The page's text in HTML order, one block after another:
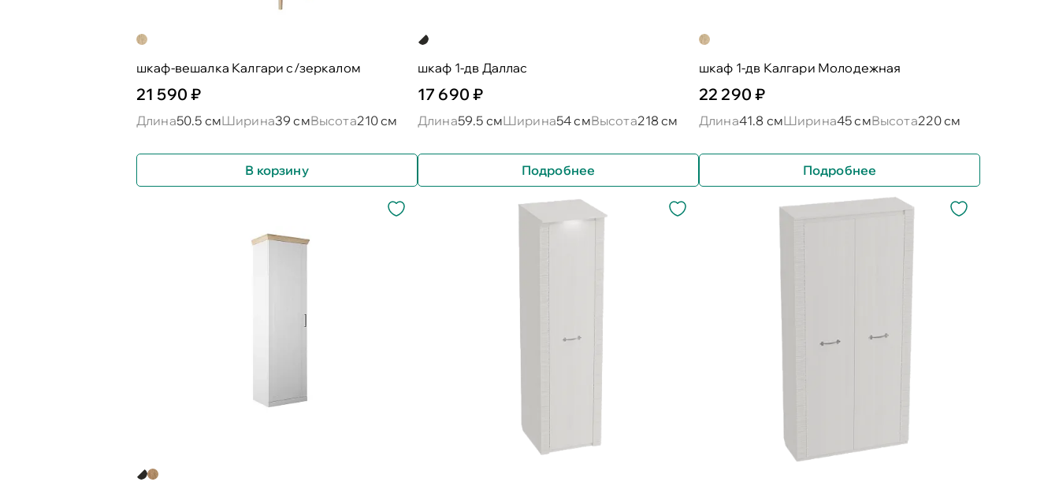
шкаф-вешалка Калгари с/зеркалом
21 590 ₽
Длина50.5 смШирина39 смВысота210 см
В корзину
шкаф 1-дв Даллас
17 690 ₽
Длина59.5 смШирина54 смВысота218 см
Подробнее
шкаф 1-дв Калгари Молодежная
22 290 ₽
Длина41.8 смШирина45 смВысота220 см
Подробнее